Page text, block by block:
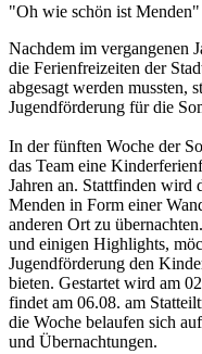
"Oh wie schön ist
Nachdem im vergangenen
die Ferienfreizeiten der
abgesagt werden mussten,
Jugendförderung für die
In der fünften Woche der
das Team eine
Jahren an. Stattfinden wird
Menden in Form einer
anderen Ort zu
und einigen Highlights,
Jugendförderung den
bieten. Gestartet wird am
findet am 06.08. am
die Woche belaufen sich
und Übernachtungen.